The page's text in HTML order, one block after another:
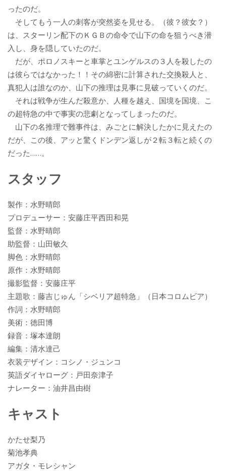
ったのだ。
そしてもう一人の刺客が突然姿を見せる。（彼？彼女？）
は、スターリン配下のＫＧＢの命令で山下の命を狙うべき潜
入し、身を隠していたのだ。
だが、ポロノスキーと車掌とユンゲルスの３人を殺したの
は彼らではなかった！！その綿密に計算された交換殺人と、
真犯人は誰なのか、山下の推理は見事に見破っていくのだ。
それは戦争が生んだ殺意か、人種を越え、国境を国境、こ
の超特急の中で事実の悲劇となってしまったのだ。
山下の名推理で難事件は、みごとに解決したかに見えたの
だが、この後、アッと驚くドンデン返しが２転３転と続くの
だった……。
スタッフ
製作：水野晴郎
プロデューサー：安藤庄平西田和晃
監督：水野晴郎
助監督：山田敏久
脚色：水野晴郎
原作：水野晴郎
撮影監督：安藤庄平
主題歌：藤吉じゅん「シベリア超特急」（日本コロムビア）
作詞：水野晴郎
美術：徳田博
録音：塚本達朗
編集：清水達己
衣装デザイン：コシノ・ジュンコ
英語ダイヤローグ：戸田奈津子
ナレーター：油井昌由樹
キャスト
かたせ梨乃
菊池孝典
アガタ・モレシャン